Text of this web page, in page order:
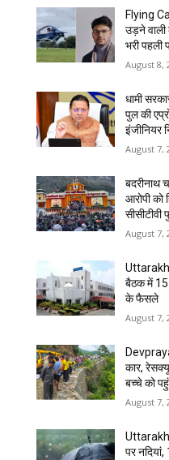
Flying
उड़ने वाली
भरी पहली
August 8,
धामी
पुल की
इंजीनियर
August 7,
बदरीनाथ
आरोपी को
August 7,
बैठक में 15
के फैसले
August 7,
कार,
बच्चे को
August 7,
पर